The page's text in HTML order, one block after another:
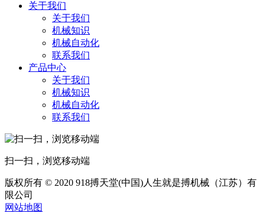
关于我们
关于我们
机械知识
机械自动化
联系我们
产品中心
关于我们
机械知识
机械自动化
联系我们
扫一扫，浏览移动端
版权所有 © 2020 918搏天堂(中国)人生就是搏机械（江苏）有
限公司
网站地图